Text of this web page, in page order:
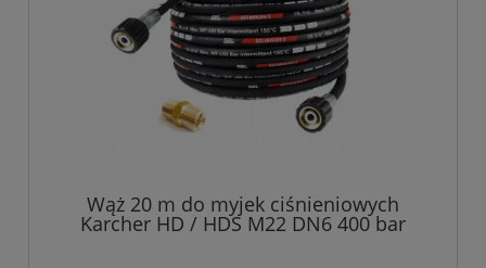
Wąż 20 m do myjek ciśnieniowych
Karcher HD / HDS M22 DN6 400 bar